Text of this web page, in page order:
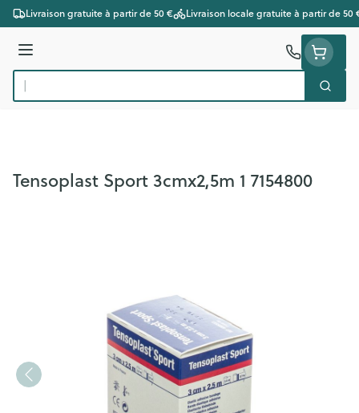
Aller au contenu
Livraison gratuite à partir de 50 € Livraison locale gratuite à partir de 50
Menu
Rechercher
Tensoplast Sport 3cmx2,5m 1 7154800